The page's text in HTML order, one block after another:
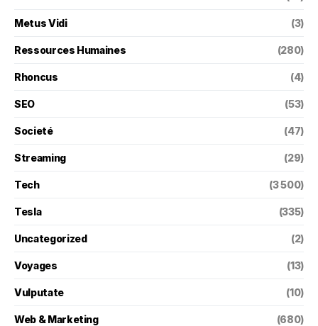
Metus Vidi (3)
Ressources Humaines (280)
Rhoncus (4)
SEO (53)
Societé (47)
Streaming (29)
Tech (3 500)
Tesla (335)
Uncategorized (2)
Voyages (13)
Vulputate (10)
Web & Marketing (680)